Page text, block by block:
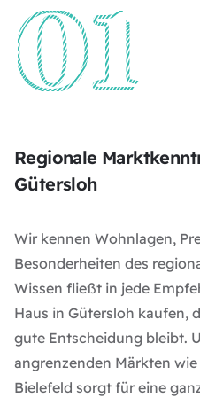
Regionale
Gütersloh
Wir kennen Wohnlagen,
Besonderheiten des
Wissen fließt in jede
Haus in Gütersloh kaufen,
gute Entscheidung bleibt.
angrenzenden Märkten wie
Bielefeld sorgt für eine